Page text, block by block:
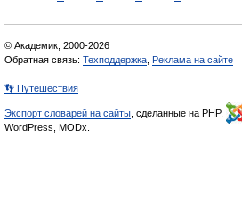
© Академик, 2000-2026
Обратная связь: Техподдержка Реклама на сайте
👣 Путешествия
Экспорт словарей на сайты , сделанные на PHP,
WordPress, MODx.